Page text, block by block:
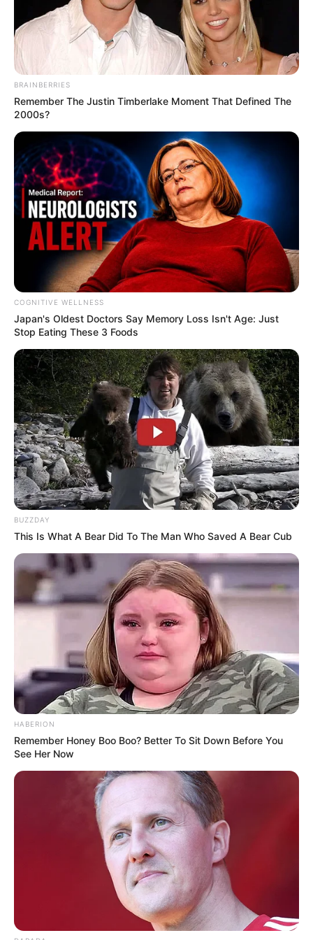
Abenteuerin Freizeitparks bzw. Spaß- und Freizeitbädern
sowie Erlebnisse mit Tieren. Mehrere der hier
aufgelisteten Kinderausflugsziele taugen darüber hinaus
auch für eine interessante
Kindergeburtstagsfeier. Und
selbstverständlich sind sie oft auch ideal für den Ausflug
in den Sommerferien.
Ausflugsziele für Kinder und Schüler in und um
Tegau, Kleinwolschendorf und
Langenwolschendorf:
Märchenwald Wünschendorf
Eine Über 70 Jahre alte, mit Wasserkraft
angetriebene Zwergenwelt, die ganz
besonders die Kinder begeistert.
Plothener Teiche
Das Land der tausend Seen und des
Starenwunders, das sowohl ein beliebtes
Ausflugsziel als auch für Kinder und
Erwachsene ein beliebtes Badeziel ist.
Tierpark mit Parkeisenbahn
Mit der Parkeisenbahn besitzt der auch bei
Kindern beliebte, inmitten eines Waldes
liegende Tierpark von Gera eine ganz
besondere Attraktion.
Stausee Bleilochtalsperre
Ein beliebtes Naherholungsgebiet mit
Wander-, Bade-, Camping- und
Wassersportmöglichkeiten. Von Saalburg
aus, dem zentralen Ort am Bleilochstausee, starten
außerdem im Sommer mehrmals täglich die
Ausflugsschiffe.
Märchenwald Saalburg
Eine Erlebniswelt für Kinder und
Erwachsene in einem Freizeitpark
Ardesia Therme Bad Lobenstein
Die mit Thermalsole gespeiste Anlage im
Moorbad Bad Lobenstein bietet
Entspannung und Erholung für die ganze
Stausee Hohenwarte
Südöstlich von Saalfeld liegt der oft auch
als Thüringer Meer bezeichnete Stausee
Hohenwarte. Er ist ein beliebtes
BRAINBERRIES
Remember The Justin Timberlake Moment That Defined The
2000s?
COGNITIVE WELLNESS
Japan's Oldest Doctors Say Me​mory Lo​ss Isn't Age: Just
Stop Eating These 3 Foods
BUZZDAY
This Is What A Bear Did To The Man Who Saved A Bear Cub
HABERION
Remember Honey Boo Boo? Better To Sit Down Before You
See Her Now